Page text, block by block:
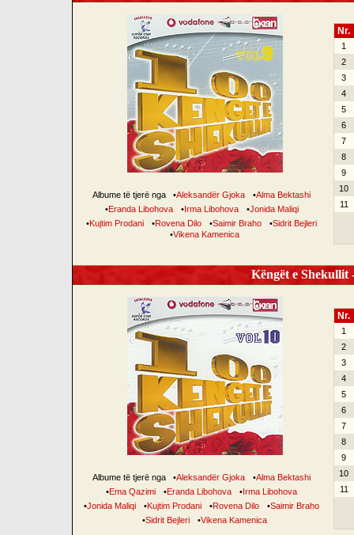
Albume të tjerë nga •Aleksandër Gjoka •Alma Bektashi
•Eranda Libohova •Irma Libohova •Jonida Maliqi
•Kujtim Prodani •Rovena Dilo •Saimir Braho •Sidrit Bejleri
•Vikena Kamenica
Nr.
1
2
3
4
5
6
7
8
9
10
11
Këngët e
Albume të tjerë nga •Aleksandër Gjoka •Alma Bektashi
•Ema Qazimi •Eranda Libohova •Irma Libohova
•Jonida Maliqi •Kujtim Prodani •Rovena Dilo •Saimir Braho
•Sidrit Bejleri •Vikena Kamenica
Nr.
1
2
3
4
5
6
7
8
9
10
11